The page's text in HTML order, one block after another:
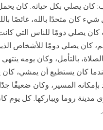
كان يصلي بكل حياته. كان
كان متحدًا بالله، غائصًا
يصلي دومًا للناس التي كانت
كان يصلي دومًا للأشخاص
بالتأمل، وكان يومه ينتهي
كان يستطيع أن يمشي، كان
بإمكانه المسير، وكان ضعيفًا
مدينة روما ويباركها. كل يوم